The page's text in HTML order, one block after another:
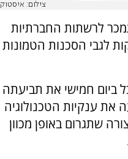
צילום: איסטוק
לרשתות החברתיות
לגבי הסכנות הטמונות
ביום חמישי את תביעתה
בת 20, שתבעה את ענקיות הטכנולוגיה
שתגרום באופן מכוון